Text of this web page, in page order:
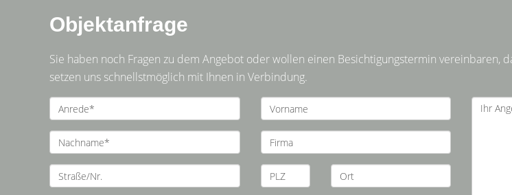
Objektanfrage
Sie haben noch Fragen zu dem Angebot oder wollen einen Besichtigungstermin
setzen uns schnellstmöglich mit Ihnen in Verbindung.